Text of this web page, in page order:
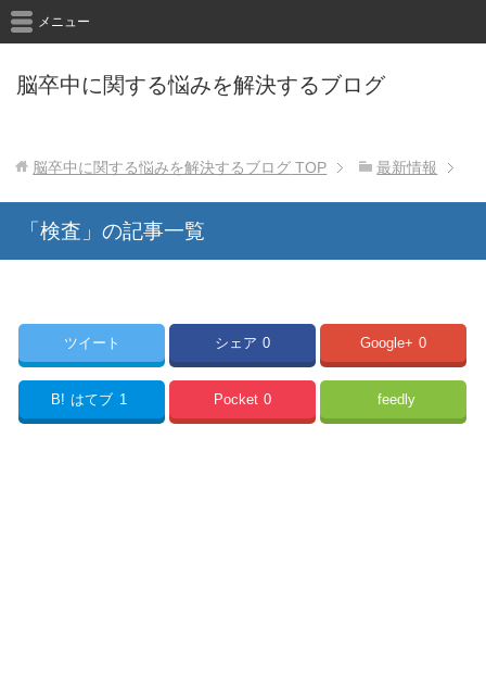
脳卒中に関する悩みを解決するブログ
メニュー
脳卒中に関する悩みを解決するブログ TOP 最新情報
「検査」の記事一覧
ツイート シェア 0 Google+ 0
B! はてブ 1 Pocket 0 feedly